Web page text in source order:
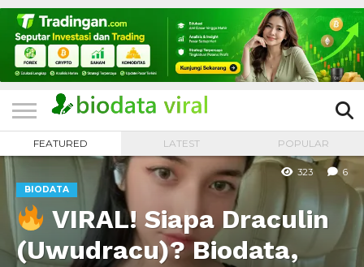
HOME
FILTER
KATEGORI
IKLAN
GRATIS
TERVIRAL
TRADING
KOMUNITAS
BERITA
BISNIS
LAINNYA
FEATURED LATEST POPULAR
BIODATA
VIRAL! Siapa Draculin
(Uwudracu)? Biodata,
323 6